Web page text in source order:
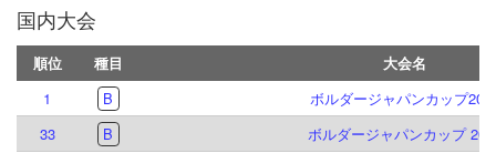
国内大会
順位 種目
大会名
1
B
ボルダージャパンカップ
33
B
ボルダージャパンカップ